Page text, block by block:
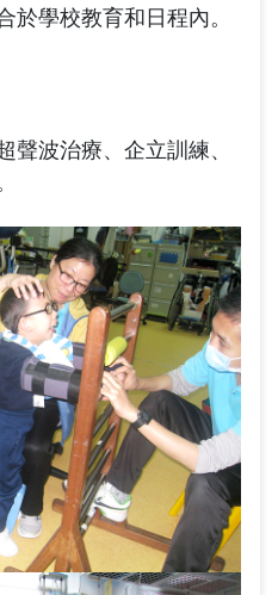
於學校教育和日程內。
聲波治療、企立訓練、